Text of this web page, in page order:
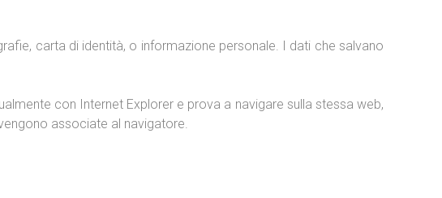
carta di identità, o informazione personale. I dati che salvano
con Internet Explorer e prova a navigare sulla stessa web,
associate al navigatore.